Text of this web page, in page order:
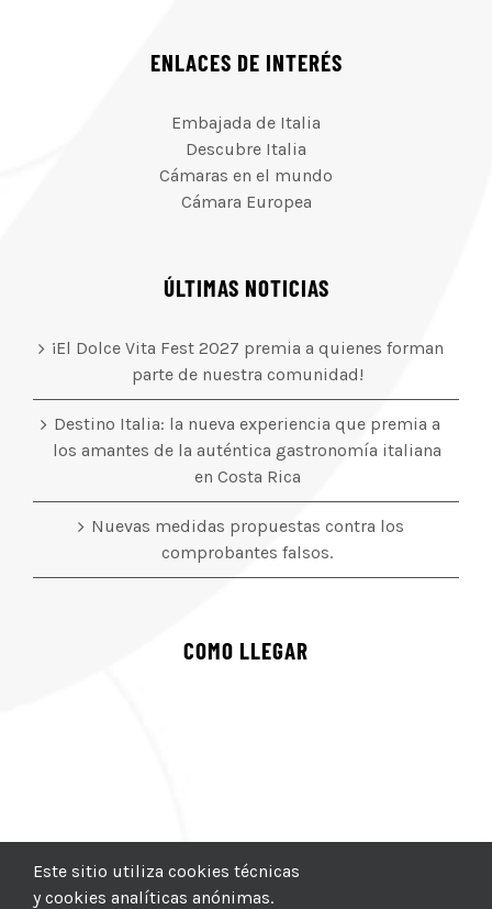
ENLACES DE INTERÉS
Embajada de Italia
Descubre Italia
Cámaras en el mundo
Cámara Europea
ÚLTIMAS NOTICIAS
¡El Dolce Vita Fest 2027 premia a quienes forman
parte de nuestra comunidad!
Destino Italia: la nueva experiencia que premia a
los amantes de la auténtica gastronomía italiana
en Costa Rica
Nuevas medidas propuestas contra los
comprobantes falsos.
COMO LLEGAR
Este sitio utiliza cookies técnicas
y cookies analíticas anónimas.